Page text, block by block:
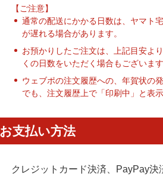
【ご注意】
通常の配送にかかる日数は、ヤマト
が遅れる場合があります。
お預かりしたご注文は、上記目安よ
くの日数をいただく場合もございま
ウェブポの注文履歴への、年賀状の
でも、注文履歴上で「印刷中」と表
お支払い方法
クレジットカード決済、PayPay決